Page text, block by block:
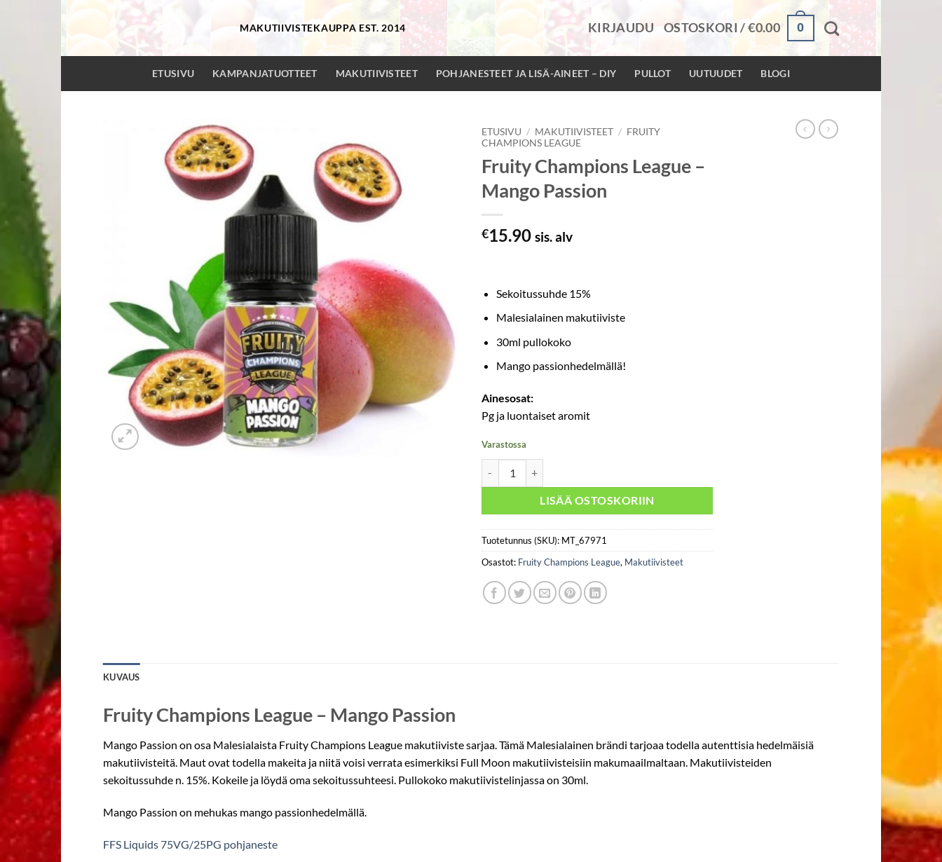
MAKUTIIVISTEKAUPPA EST. 2014 KIRJAUDU OSTOSKORI /€0.00 0
ETUSIVU KAMPANJATUOTTEET MAKUTIIVISTEET POHJANESTEET JA LISÄ-AINEET – DIY PULLOT UUTUUDET BLOGI
ETUSIVU / MAKUTIIVISTEET / FRUITY
CHAMPIONS LEAGUE
Fruity Champions League –
Mango Passion
€15.90 sis. alv
Sekoitussuhde 15%
Malesialainen makutiiviste
30ml pullokoko
Mango passionhedelmällä!
Ainesosat:
Pg ja luontaiset aromit
Varastossa
LISÄÄ OSTOSKORIIN
Tuotetunnus (SKU): MT_67971
Osastot: Fruity Champions League, Makutiivisteet
KUVAUS
Fruity Champions League – Mango Passion
Mango Passion on osa Malesialaista Fruity Champions League makutiiviste sarjaa. Tämä Malesialainen brändi tarjoaa todella autenttisia hedelmäisiä
makutiivisteitä. Maut ovat todella makeita ja niitä voisi verrata esimerkiksi Full Moon makutiivisteisiin makumaailmaltaan. Makutiivisteiden
sekoitussuhde n. 15%. Kokeile ja löydä oma sekoitussuhteesi. Pullokoko makutiivistelinjassa on 30ml.
Mango Passion on mehukas mango passionhedelmällä.
FFS Liquids 75VG/25PG pohjaneste